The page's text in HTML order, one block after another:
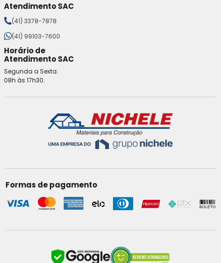
Atendimento SAC
(41) 3378-7878
(41) 99103-7600
Horário de
Atendimento SAC
Segunda a Sexta:
08h às 17h30.
Formas de pagamento